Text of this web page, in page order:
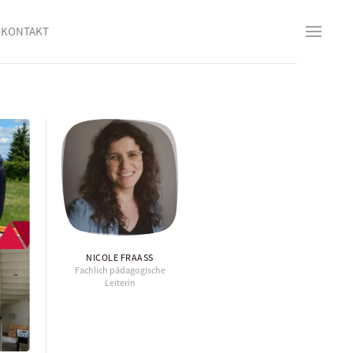
KONTAKT
NICOLE FRAASS
Fachlich pädagogische
Leiterin